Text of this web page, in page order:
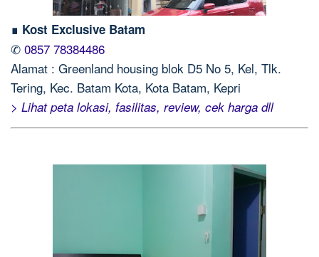
∎ Kost Exclusive Batam
✆ 0857 78384486
Alamat : Greenland housing blok D5 No 5, Kel, Tlk.
Tering, Kec. Batam Kota, Kota Batam, Kepri
> Lihat peta lokasi, fasilitas, review, cek harga dll